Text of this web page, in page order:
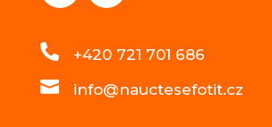
 +420 721 701 686
 info@nauctesefotit.cz